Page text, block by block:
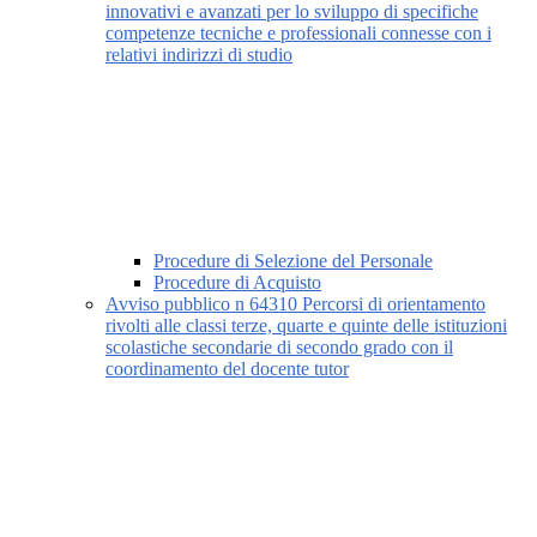
innovativi e avanzati per lo sviluppo di specifiche
competenze tecniche e professionali connesse con i
relativi indirizzi di studio
Procedure di Selezione del Personale
Procedure di Acquisto
Avviso pubblico n 64310 Percorsi di orientamento
rivolti alle classi terze, quarte e quinte delle istituzioni
scolastiche secondarie di secondo grado con il
coordinamento del docente tutor